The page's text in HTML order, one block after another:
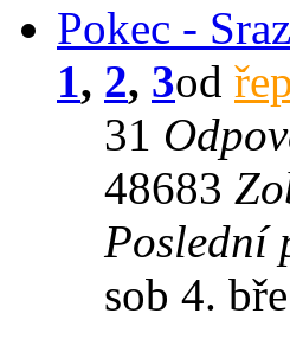
Pokec -
1, 2, 3od
31
48683
Poslední
sob 4.